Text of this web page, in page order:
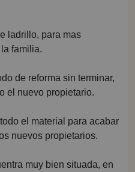
ladrillo, para mas
familia.
de reforma sin terminar,
el nuevo propietario.
el material para acabar
nuevos propietarios.
muy bien situada, en